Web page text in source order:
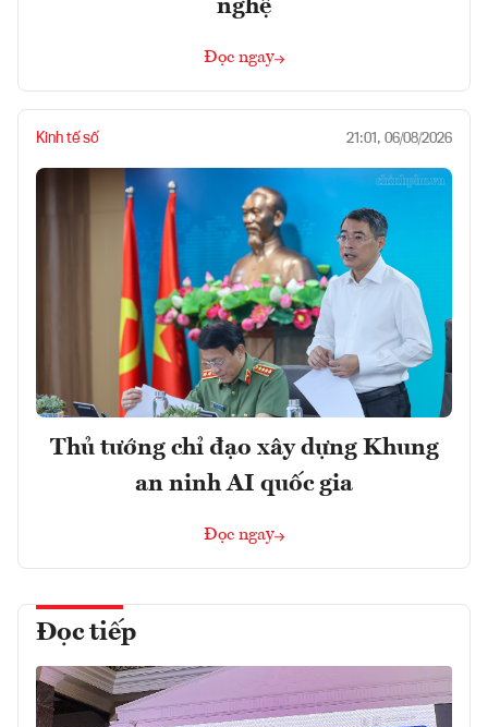
nghệ
Đọc ngay
Kinh tế số 21:01, 06/08/2026
Thủ tướng chỉ đạo xây dựng Khung
an ninh AI quốc gia
Đọc ngay
Đọc tiếp